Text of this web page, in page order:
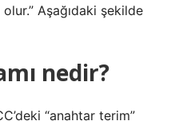
Aşağıdaki şekilde
nedir?
“anahtar terim”